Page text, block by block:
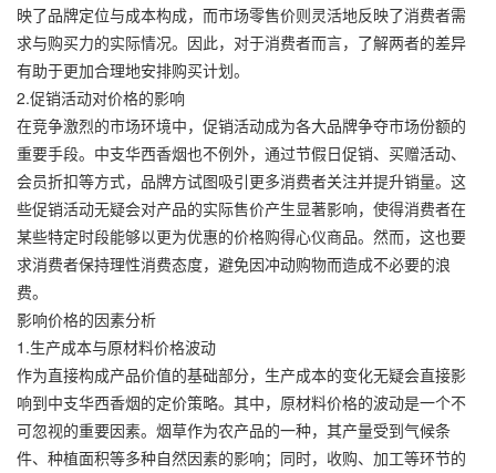
映了品牌定位与成本构成，而市场零售价则灵活地反映了消费者需
求与购买力的实际情况。因此，对于消费者而言，了解两者的差异
有助于更加合理地安排购买计划。
2.促销活动对价格的影响
在竞争激烈的市场环境中，促销活动成为各大品牌争夺市场份额的
重要手段。中支华西香烟也不例外，通过节假日促销、买赠活动、
会员折扣等方式，品牌方试图吸引更多消费者关注并提升销量。这
些促销活动无疑会对产品的实际售价产生显著影响，使得消费者在
某些特定时段能够以更为优惠的价格购得心仪商品。然而，这也要
求消费者保持理性消费态度，避免因冲动购物而造成不必要的浪
费。
影响价格的因素分析
1.生产成本与原材料价格波动
作为直接构成产品价值的基础部分，生产成本的变化无疑会直接影
响到中支华西香烟的定价策略。其中，原材料价格的波动是一个不
可忽视的重要因素。烟草作为农产品的一种，其产量受到气候条
件、种植面积等多种自然因素的影响；同时，收购、加工等环节的